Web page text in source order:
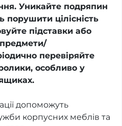
Уникайте подряпин
порушити цілісність
підставки або
предмети/
перевіряйте
особливо у
допоможуть
корпусних меблів та